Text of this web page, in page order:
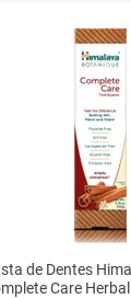
de Dentes
Care